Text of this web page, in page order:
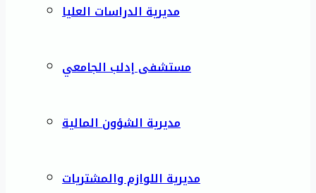
مديرية الدراسات العليا
مستشفى إدلب الجامعي
مديرية الشؤون المالية
مديرية اللوازم والمشتريات